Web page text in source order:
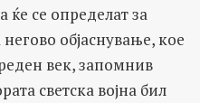
ќе се определат за
објаснување, кое
век, запомнив
светска војна бил